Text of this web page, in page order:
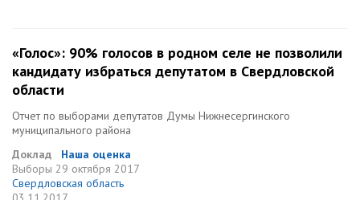
«Голос»: 90% голосов в родном селе не позволили
кандидату избраться депутатом в Свердловской
области
Отчет по выборами депутатов Думы Нижнесергинского
муниципального района
Доклад
Наша оценка
Выборы 29 октября 2017
Свердловская область